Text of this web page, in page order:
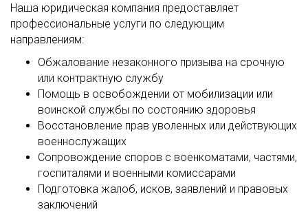
Наша юридическая компания предоставляет
профессиональные услуги по следующим
направлениям:
Обжалование незаконного призыва на срочную
или контрактную службу
Помощь в освобождении от мобилизации или
воинской службы по состоянию здоровья
Восстановление прав уволенных или действующих
военнослужащих
Сопровождение споров с военкоматами, частями,
госпиталями и военными комиссарами
Подготовка жалоб, исков, заявлений и правовых
заключений